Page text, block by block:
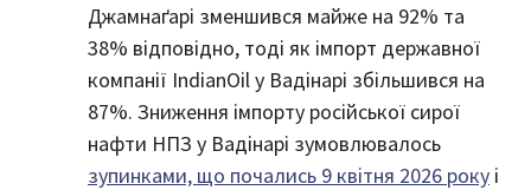
Джамнаґарі зменшився майже на 92% та
38% відповідно, тоді як імпорт державної
компанії IndianOil у Вадінарі збільшився на
87%. Зниження імпорту російської сирої
нафти НПЗ у Вадінарі зумовлювалось
зупинками, що почались 9 квітня 2026 року і